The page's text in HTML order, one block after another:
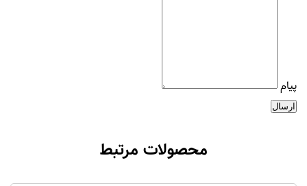
پیام
ارسال
محصولات مرتبط